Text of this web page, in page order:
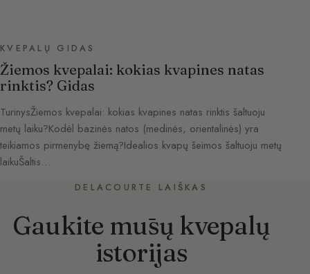
KVEPALŲ GIDAS
Žiemos kvepalai: kokias kvapines natas
rinktis? Gidas
TurinysŽiemos kvepalai: kokias kvapines natas rinktis šaltuoju
metų laiku?Kodėl bazinės natos (medinės, orientalinės) yra
teikiamos pirmenybę žiemą?Idealios kvapų šeimos šaltuoju metų
laikuŠaltis…
DELACOURTE LAIŠKAS
Gaukite mūsų kvepalų
istorijas